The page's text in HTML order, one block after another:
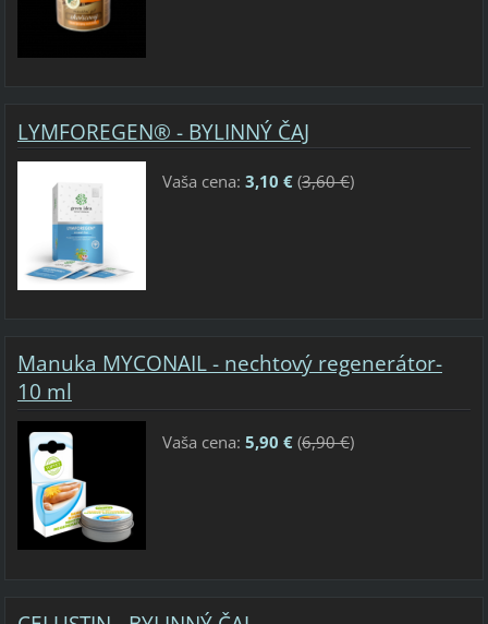
LYMFOREGEN® - BYLINNÝ ČAJ
Vaša cena: 3,10 €(3,60 €)
Manuka MYCONAIL - nechtový regenerátor-
10 ml
Vaša cena: 5,90 €(6,90 €)